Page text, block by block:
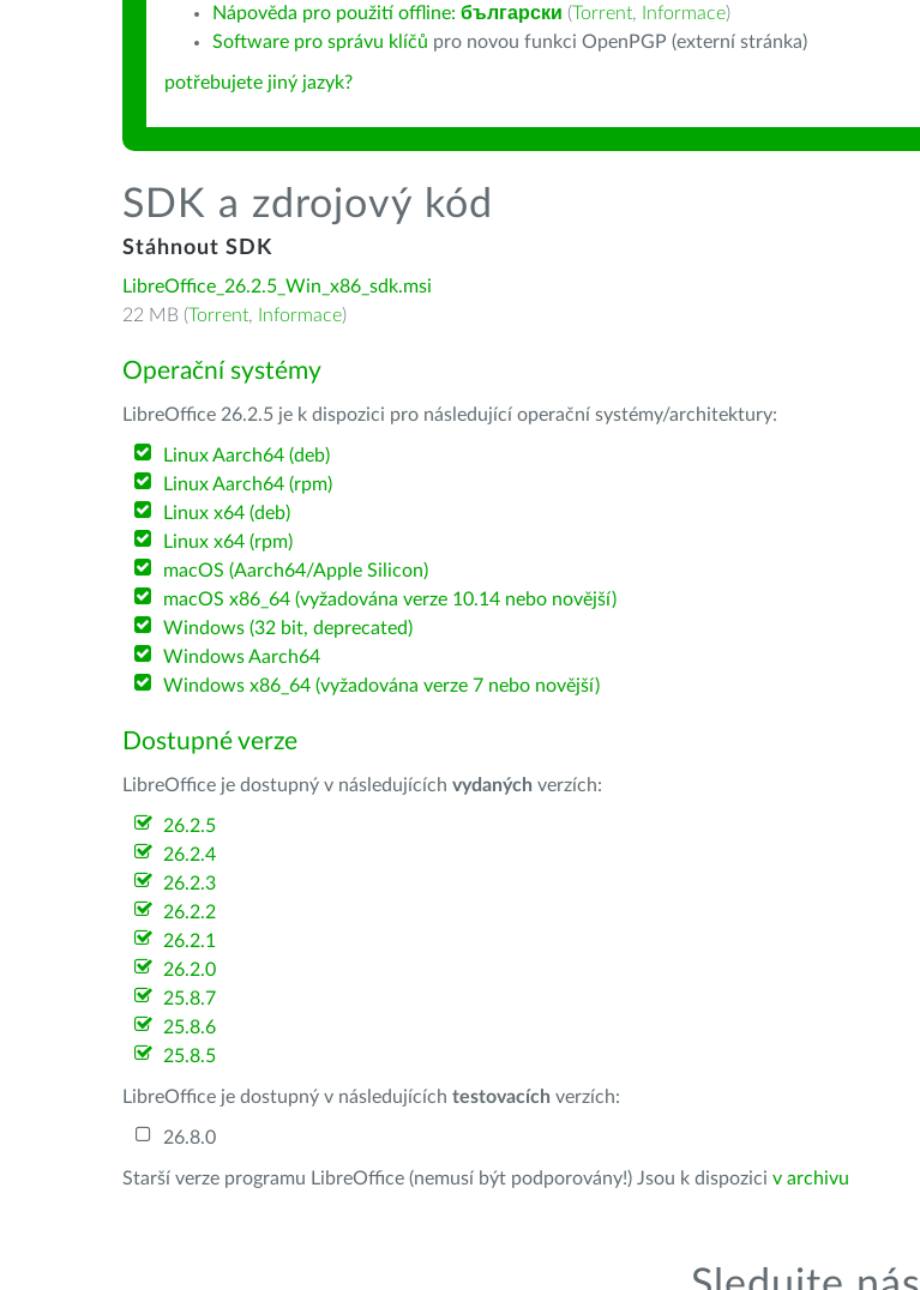
Nápověda pro použití offline: български (Torrent, Informace)
Software pro správu klíčů pro novou funkci OpenPGP (externí stránka)
potřebujete jiný jazyk?
SDK a zdrojový kód
Stáhnout SDK
LibreOffice_26.2.5_Win_x86_sdk.msi
22 MB (Torrent, Informace)
Operační systémy
LibreOffice 26.2.5 je k dispozici pro následující operační systémy/architektury:
Linux Aarch64 (deb)
Linux Aarch64 (rpm)
Linux x64 (deb)
Linux x64 (rpm)
macOS (Aarch64/Apple Silicon)
macOS x86_64 (vyžadována verze 10.14 nebo novější)
Windows (32 bit, deprecated)
Windows Aarch64
Windows x86_64 (vyžadována verze 7 nebo novější)
Dostupné verze
LibreOffice je dostupný v následujících vydaných verzích:
26.2.5
26.2.4
26.2.3
26.2.2
26.2.1
26.2.0
25.8.7
25.8.6
25.8.5
LibreOffice je dostupný v následujících testovacích verzích:
26.8.0
Starší verze programu LibreOffice (nemusí být podporovány!) Jsou k dispozici v archivu